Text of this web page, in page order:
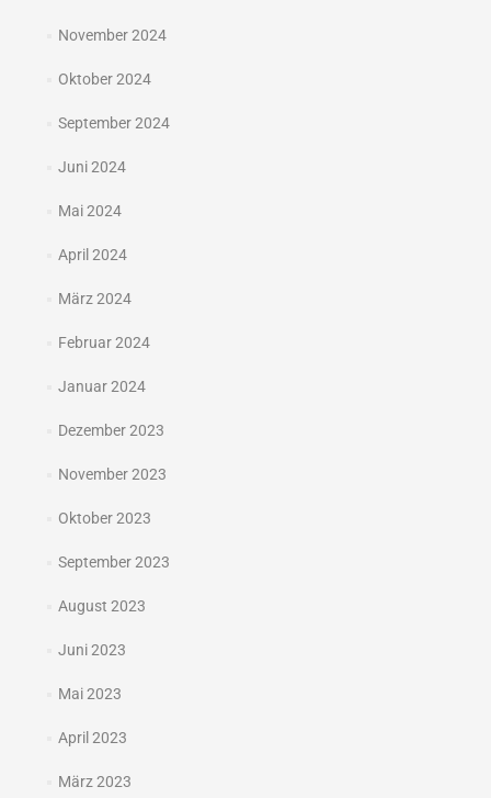
November 2024
Oktober 2024
September 2024
Juni 2024
Mai 2024
April 2024
März 2024
Februar 2024
Januar 2024
Dezember 2023
November 2023
Oktober 2023
September 2023
August 2023
Juni 2023
Mai 2023
April 2023
März 2023